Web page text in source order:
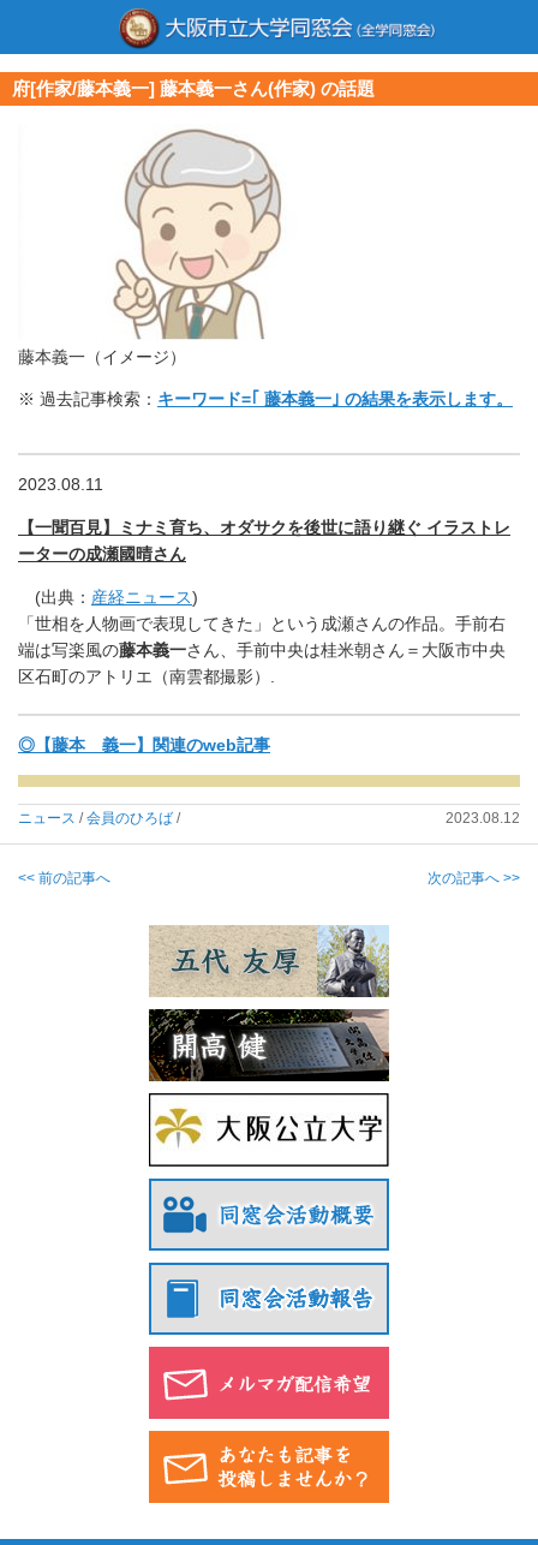
府[作家/藤本義一] 藤本義一さん(作家) の話題
藤本義一（イメージ）
※ 過去記事検索： キーワード=｢ 藤本義一｣ の結果を表示します。
2023.08.11
【一聞百見】ミナミ育ち、オダサクを後世に語り継ぐ イラストレ
ーターの成瀬國晴さん
(出典： 産経ニュース)
「世相を人物画で表現してきた」という成瀬さんの作品。 手前右
端は写楽風の藤本義一さん、手前中央は桂米朝さん＝ 大阪市中央
区石町のアトリエ（南雲都撮影）.
◎【藤本 義一】関連のweb記事
ニュース /会員のひろば / 2023.08.12
<< 前の記事へ 次の記事へ >>